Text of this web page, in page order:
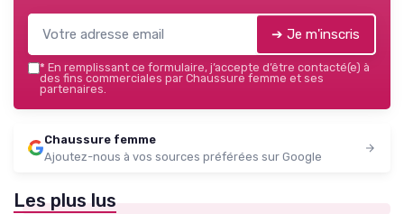
➔ Je m'inscris
* En remplissant ce formulaire, j’accepte d’être contacté(e) à
des fins commerciales par Chaussure femme et ses
partenaires.
Chaussure femme
Ajoutez-nous à vos sources préférées sur Google
Les plus lus